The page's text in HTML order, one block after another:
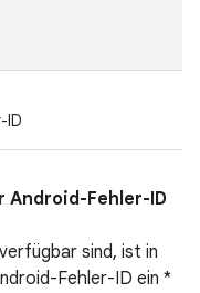
ID
Android-Fehler-ID
sind, ist in
Fehler-ID ein *